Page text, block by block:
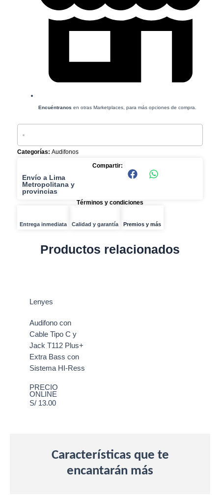
incorporado
Encuéntranosen otras Marketplaces, para más opciones de compra.
Categorías: Audifonos
Envío a Lima
Metropolitana y
provincias
Compartir:
Términos y condiciones
Entrega inmediata Calidad y garantía Premios y más
Productos relacionados
Lenyes
Audifono con
Cable Tipo C y
Jack T112 Plus+
Extra Bass con
Sistema HI-Ress
PRECIO
ONLINE
S/ 13.00
Características que te
encantarán más